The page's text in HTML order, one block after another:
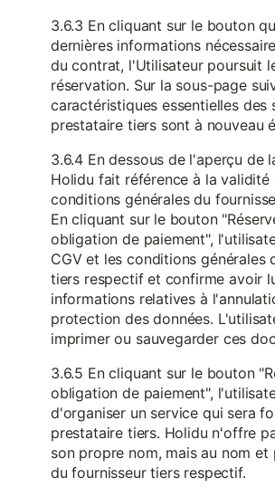
3.6.3 En cliquant sur le bouton
dernières informations
du contrat, l'Utilisateur poursuit
réservation. Sur la sous-page
caractéristiques essentielles des
prestataire tiers sont à nouveau
3.6.4 En dessous de l'aperçu de
Holidu fait référence à la validité
conditions générales du
En cliquant sur le bouton
obligation de paiement",
CGV et les conditions générales
tiers respectif et confirme avoir
informations relatives à
protection des données.
imprimer ou sauvegarder ces
3.6.5 En cliquant sur le bouton
obligation de paiement",
d'organiser un service qui sera
prestataire tiers. Holidu n'offre
son propre nom, mais au nom
du fournisseur tiers respectif.